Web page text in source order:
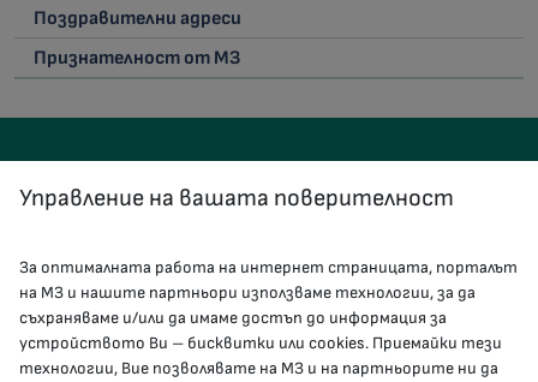
Поздравителни адреси
Признателност от МЗ
КОНТАКТИ
гр.София, 1000, пл. „Света Неделя“ №5
Управление на вашата поверителност
За оптималната работа на интернет страницата, порталът
на МЗ и нашите партньори използваме технологии, за да
съхраняваме и/или да имаме достъп до информация за
устройството Ви – бисквитки или cookies. Приемайки тези
технологии, Вие позволявате на МЗ и на партньорите ни да